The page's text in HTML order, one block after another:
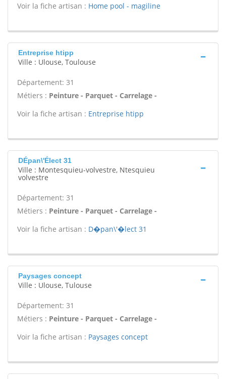
Voir la fiche artisan : Home pool - magiline
Entreprise htipp
Ville : Ulouse, Toulouse
Département: 31
Métiers : Peinture - Parquet - Carrelage -
Voir la fiche artisan : Entreprise htipp
DÉpan\'Élect 31
Ville : Montesquieu-volvestre, Ntesquieu
volvestre
Département: 31
Métiers : Peinture - Parquet - Carrelage -
Voir la fiche artisan : D�pan\'�lect 31
Paysages concept
Ville : Ulouse, Tulouse
Département: 31
Métiers : Peinture - Parquet - Carrelage -
Voir la fiche artisan : Paysages concept